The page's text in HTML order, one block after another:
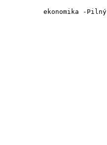
ekonomika -Pilný